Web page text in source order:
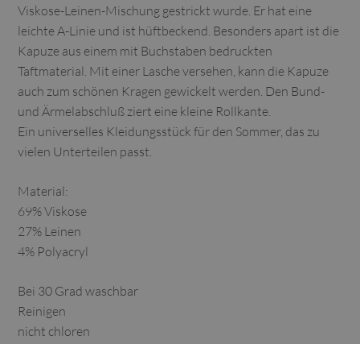
Viskose-Leinen-Mischung gestrickt wurde. Er hat eine
leichte A-Linie und ist hüftbeckend. Besonders apart ist die
Kapuze aus einem mit Buchstaben bedruckten
Taftmaterial. Mit einer Lasche versehen, kann die Kapuze
auch zum schönen Kragen gewickelt werden. Den Bund-
und Ärmelabschluß ziert eine kleine Rollkante.
Ein universelles Kleidungsstück für den Sommer, das zu
vielen Unterteilen passt.
Material:
69% Viskose
27% Leinen
4% Polyacryl
Bei 30 Grad waschbar
Reinigen
nicht chloren